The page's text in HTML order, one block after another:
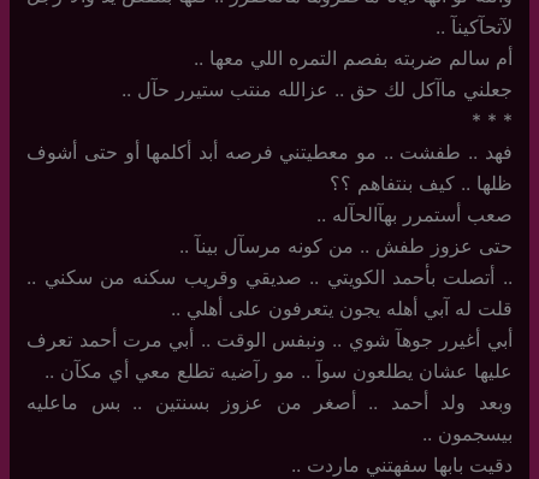
لآتحآكينآ ..
أم سالم ضربته بفصم التمره اللي معها ..
جعلني ماآكل لك حق .. عزالله منتب ستيرر حآل ..
‏*‏ * *
فهد .. طفشت .. مو معطيتني فرصه أبد أكلمها أو حتى أشوف
ظلها .. كيف بنتفاهم ؟؟
صعب أستمرر بهآالحآله ‏..
حتى عزوز طفش .. من كونه مرسآل بينآ ..
..‏ أتصلت بأحمد الكويتي .. صديقي وقريب سكنه من سكني ..
قلت له آبي أهله يجون يتعرفون على أهلي .. ‏
أبي أغيرر جوهآ شوي .. ونبفس الوقت .. أبي مرت أحمد تعرف
عليها عشان يطلعون سوآ .. مو رآضيه تطلع معي أي مكآن .. ‏
وبعد ولد أحمد .. أصغر من عزوز بسنتين .. بس ماعليه
بيسجمون ..
دقيت بابها سفهتني ماردت ..